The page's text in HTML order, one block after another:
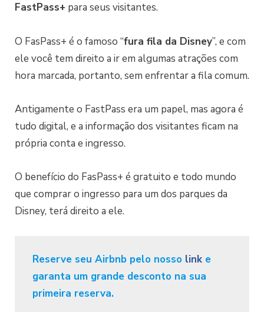
FastPass+ para seus visitantes.
O FasPass+ é o famoso “fura fila da Disney”, e com
ele você tem direito a ir em algumas atrações com
hora marcada, portanto, sem enfrentar a fila comum.
Antigamente o FastPass era um papel, mas agora é
tudo digital, e a informação dos visitantes ficam na
própria conta e ingresso.
O benefício do FasPass+ é gratuito e todo mundo
que comprar o ingresso para um dos parques da
Disney, terá direito a ele.
Reserve seu Airbnb pelo nosso link e
garanta um grande desconto na sua
primeira reserva.